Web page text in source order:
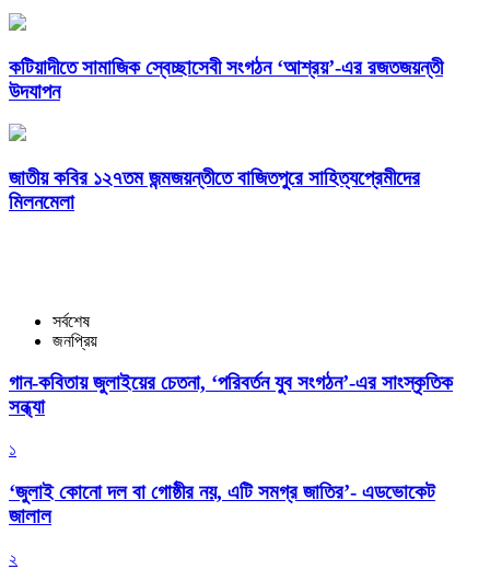
কটিয়াদীতে সামাজিক স্বেচ্ছাসেবী সংগঠন ‘আশ্রয়’-এর রজতজয়ন্তী
উদযাপন
জাতীয় কবির ১২৭তম জন্মজয়ন্তীতে বাজিতপুরে সাহিত্যপ্রেমীদের
মিলনমেলা
সর্বশেষ
জনপ্রিয়
গান-কবিতায় জুলাইয়ের চেতনা, ‘পরিবর্তন যুব সংগঠন’-এর সাংস্কৃতিক
সন্ধ্যা
১
‘জুলাই কোনো দল বা গোষ্ঠীর নয়, এটি সমগ্র জাতির’- এডভোকেট
জালাল
২